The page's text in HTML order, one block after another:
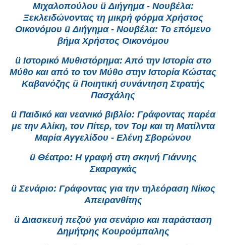
Μιχαλοπούλου ü Διήγημα - Νουβέλα:
Ξεκλειδώνοντας τη μικρή φόρμα Χρήστος
Οικονόμου ü Διήγημα - Νουβέλα: Το επόμενο
βήμα Χρήστος Οικονόμου
ü Ιστορικό Μυθιστόρημα: Από την Ιστορία στο
Μύθο και από το τον Μύθο στην Ιστορία Κώστας
Καβανόζης ü Ποιητική συνάντηση Στρατής
Πασχάλης
ü Παιδικό και νεανικό βιβλίο: Γράφοντας παρέα
με την Αλίκη, τον Πίτερ, τον Τομ και τη Ματίλντα
Μαρία Αγγελίδου - Ελένη Σβορώνου
ü Θέατρο: Η γραφή στη σκηνή Γιάννης
Σκαραγκάς
ü Σενάριο: Γράφοντας για την τηλεόραση Νίκος
Απειρανθίτης
ü Διασκευή πεζού για σενάριο και παράσταση
Δημήτρης Κουρούμπαλης